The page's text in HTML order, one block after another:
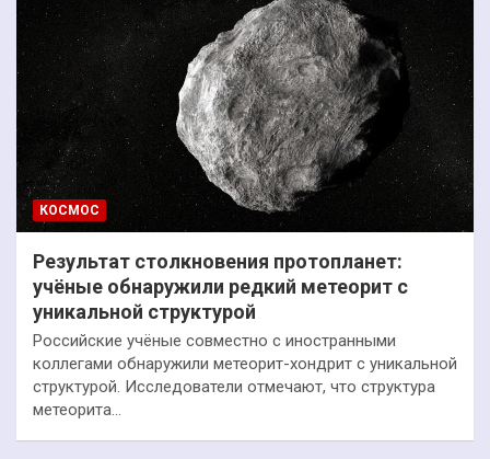
КОСМОС
Результат столкновения протопланет:
учёные обнаружили редкий метеорит с
уникальной структурой
Российские учёные совместно с иностранными
коллегами обнаружили метеорит-хондрит с уникальной
структурой. Исследователи отмечают, что структура
метеорита…